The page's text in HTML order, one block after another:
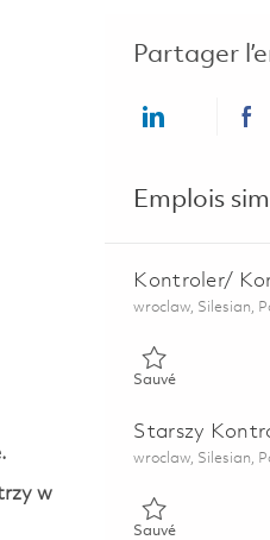
w
Partager
Share via
Emplois
Kontroler/
Emplacement
wroclaw, Silesian,
SauvéSauvé
Starszy
Emplacement
wroclaw, Silesian,
SauvéSauvé